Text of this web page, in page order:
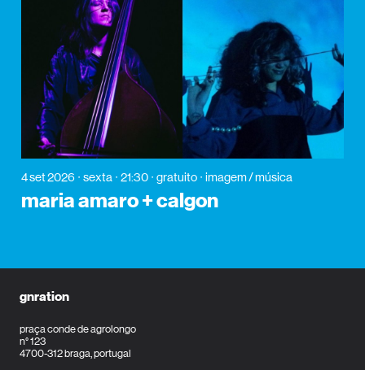
4 set 2026 sexta 21:30 gratuito imagem / música
maria amaro + calgon
gnration
praça conde de agrolongo
n° 123
4700-312 braga, portugal